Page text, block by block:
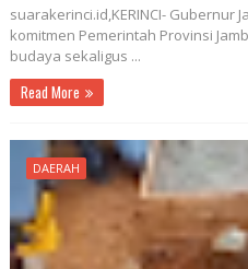
suarakerinci.id,KERINCI- Gubernur
komitmen Pemerintah Provinsi
budaya sekaligus ...
Read More
DAERAH